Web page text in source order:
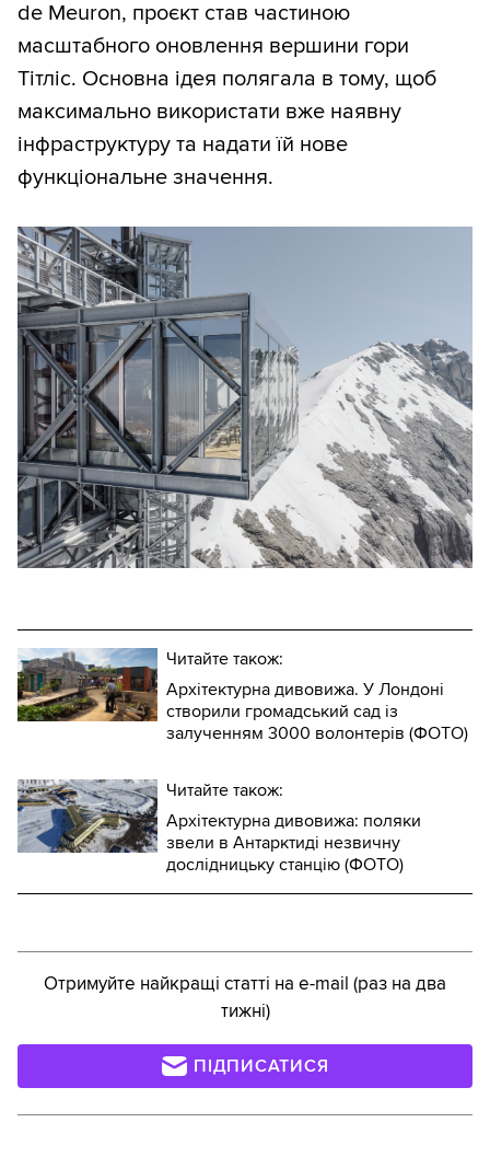
de Meuron, проєкт став частиною
масштабного оновлення вершини гори
Тітліс. Основна ідея полягала в тому, щоб
максимально використати вже наявну
інфраструктуру та надати їй нове
функціональне значення.
Читайте також:
Архітектурна дивовижа. У Лондоні
створили громадський сад із
залученням 3000 волонтерів (ФОТО)
Читайте також:
Архітектурна дивовижа: поляки
звели в Антарктиді незвичну
дослідницьку станцію (ФОТО)
Отримуйте найкращі статті на e-mail (раз на два
тижні)
ПІДПИСАТИСЯ